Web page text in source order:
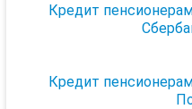
Кредит
Кредит